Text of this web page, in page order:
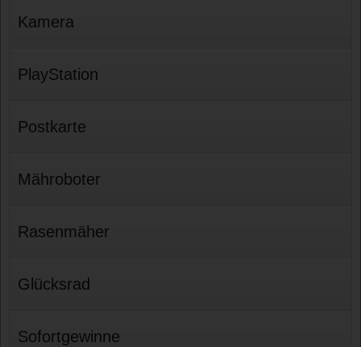
Kamera
PlayStation
Postkarte
Mähroboter
Rasenmäher
Glücksrad
Sofortgewinne